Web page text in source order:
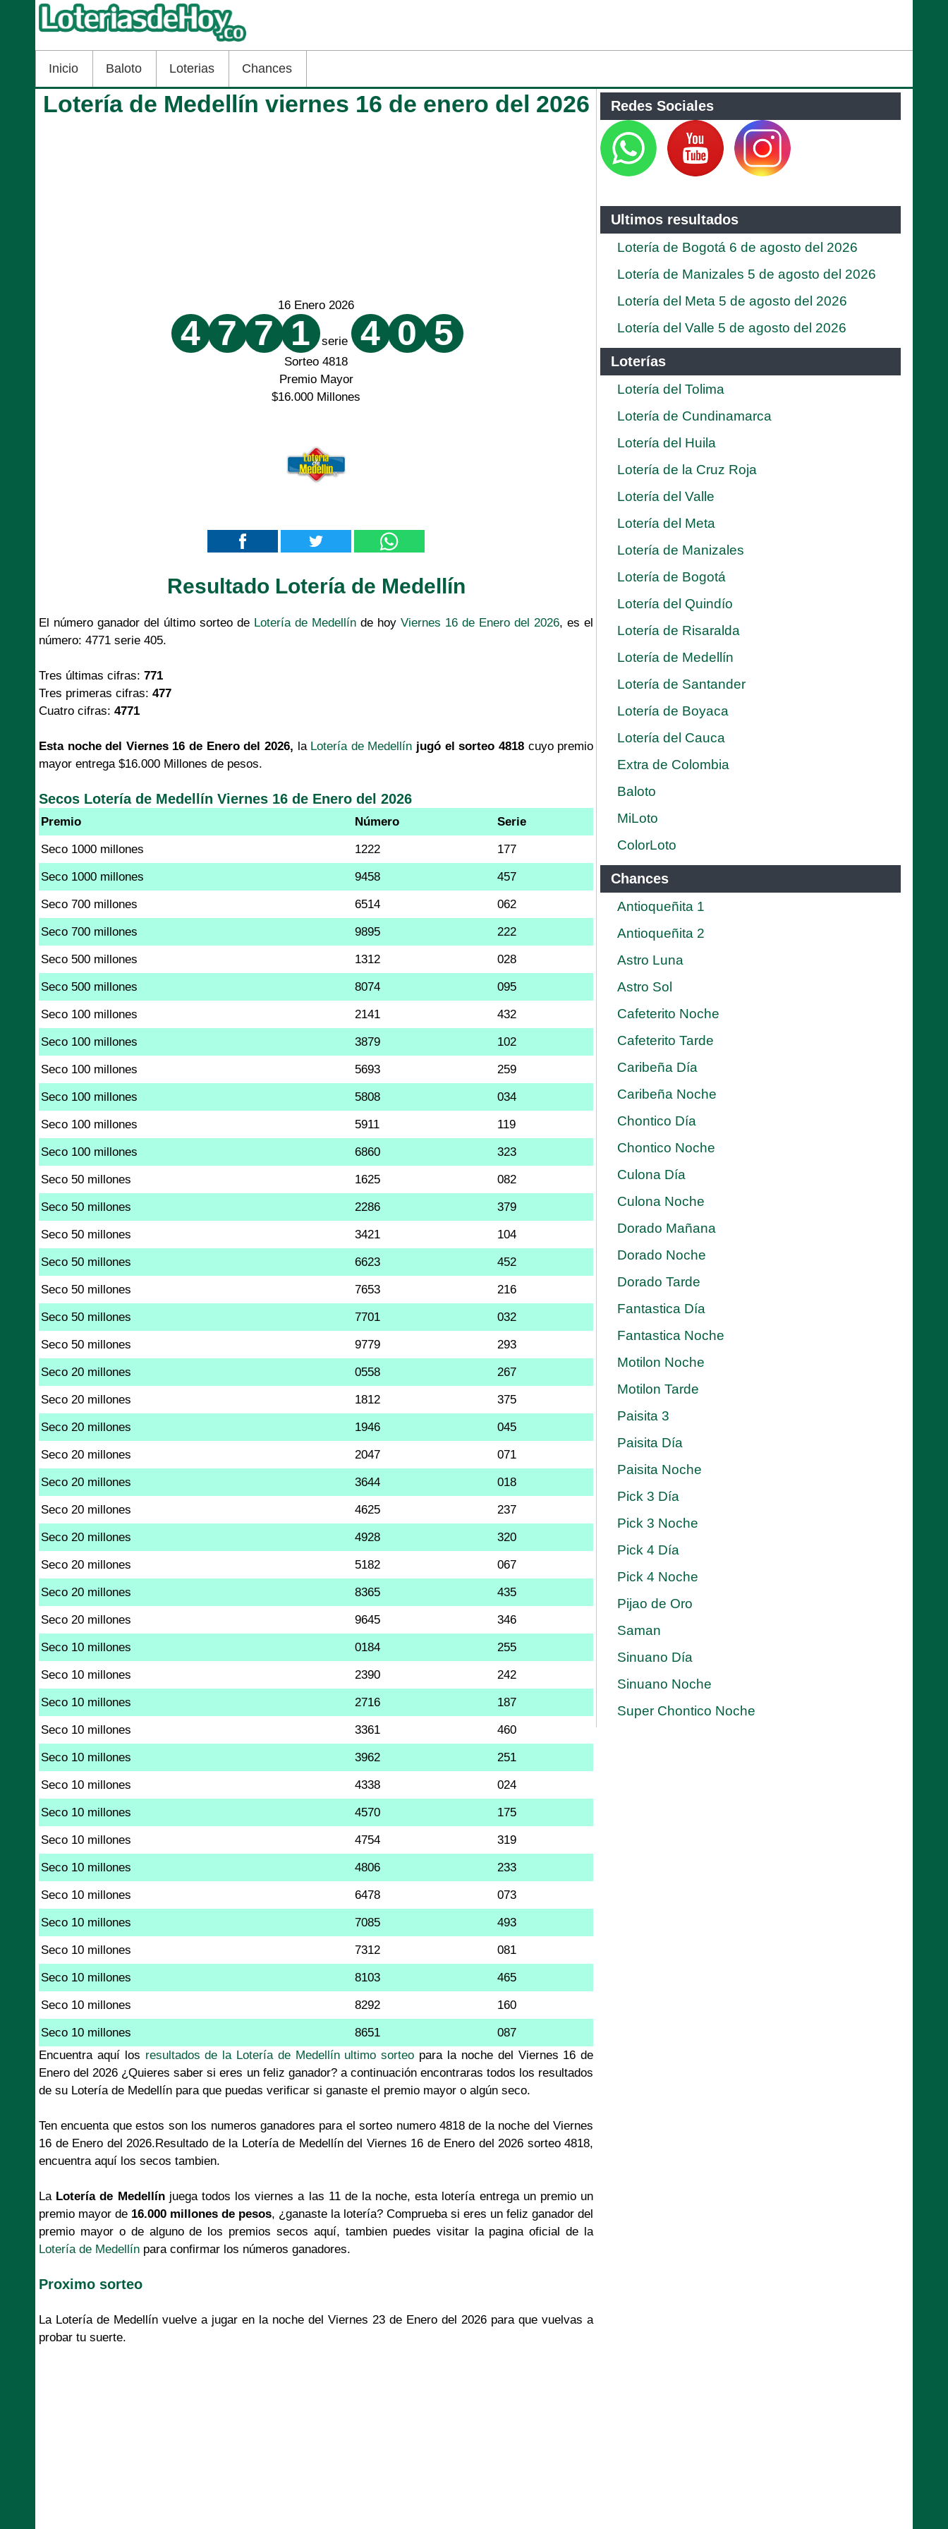
Inicio Baloto Loterias Chances
Lotería de Medellín viernes 16 de enero del 2026
16 Enero 2026
4 7 7 1 serie 4 0 5
Sorteo 4818
Premio Mayor
$16.000 Millones
Resultado Lotería de Medellín
El número ganador del último sorteo de Lotería de Medellín de hoyViernes 16 de Enero del 2026, es el
número: 4771 serie 405.
Tres últimas cifras: 771
Tres primeras cifras: 477
Cuatro cifras: 4771
Esta noche del Viernes 16 de Enero del 2026, la Lotería de Medellín jugó el sorteo 4818cuyo premio
mayor entrega $16.000 Millones de pesos.
Secos Lotería de Medellín Viernes 16 de Enero del 2026
Premio Número Serie
Seco 1000 millones 1222 177
Seco 1000 millones 9458 457
Seco 700 millones 6514 062
Seco 700 millones 9895 222
Seco 500 millones 1312 028
Seco 500 millones 8074 095
Seco 100 millones 2141 432
Seco 100 millones 3879 102
Seco 100 millones 5693 259
Seco 100 millones 5808 034
Seco 100 millones 5911 119
Seco 100 millones 6860 323
Seco 50 millones 1625 082
Seco 50 millones 2286 379
Seco 50 millones 3421 104
Seco 50 millones 6623 452
Seco 50 millones 7653 216
Seco 50 millones 7701 032
Seco 50 millones 9779 293
Seco 20 millones 0558 267
Seco 20 millones 1812 375
Seco 20 millones 1946 045
Seco 20 millones 2047 071
Seco 20 millones 3644 018
Seco 20 millones 4625 237
Seco 20 millones 4928 320
Seco 20 millones 5182 067
Seco 20 millones 8365 435
Seco 20 millones 9645 346
Seco 10 millones 0184 255
Seco 10 millones 2390 242
Seco 10 millones 2716 187
Seco 10 millones 3361 460
Seco 10 millones 3962 251
Seco 10 millones 4338 024
Seco 10 millones 4570 175
Seco 10 millones 4754 319
Seco 10 millones 4806 233
Seco 10 millones 6478 073
Seco 10 millones 7085 493
Seco 10 millones 7312 081
Seco 10 millones 8103 465
Seco 10 millones 8292 160
Seco 10 millones 8651
087
Encuentra aquí los resultados de la Lotería de Medellín ultimo sorteo para la noche del Viernes 16 de
Enero del 2026 ¿Quieres saber si eres un feliz ganador? a continuación encontraras todos los resultados
de su Lotería de Medellín para que puedas verificar si ganaste el premio mayor o algún seco.
Ten encuenta que estos son los numeros ganadores para el sorteo numero 4818 de la noche del Viernes
16 de Enero del 2026.Resultado de la Lotería de Medellín del Viernes 16 de Enero del 2026 sorteo 4818,
encuentra aquí los secos tambien.
La Lotería de Medellín juega todos los viernes a las 11 de la noche, esta lotería entrega un premio un
premio mayor de 16.000 millones de pesos, ¿ganaste la lotería? Comprueba si eres un feliz ganador del
premio mayor o de alguno de los premios secos aquí, tambien puedes visitar la pagina oficial de la
Lotería de Medellín para confirmar los números ganadores.
Proximo sorteo
La Lotería de Medellín vuelve a jugar en la noche del Viernes 23 de Enero del 2026 para que vuelvas a
probar tu suerte.
Redes Sociales
Ultimos resultados
Lotería de Bogotá 6 de agosto del 2026
Lotería de Manizales 5 de agosto del 2026
Lotería del Meta 5 de agosto del 2026
Lotería del Valle 5 de agosto del 2026
Loterías
Lotería del Tolima
Lotería de Cundinamarca
Lotería del Huila
Lotería de la Cruz Roja
Lotería del Valle
Lotería del Meta
Lotería de Manizales
Lotería de Bogotá
Lotería del Quindío
Lotería de Risaralda
Lotería de Medellín
Lotería de Santander
Lotería de Boyaca
Lotería del Cauca
Extra de Colombia
Baloto
MiLoto
ColorLoto
Chances
Antioqueñita 1
Antioqueñita 2
Astro Luna
Astro Sol
Cafeterito Noche
Cafeterito Tarde
Caribeña Día
Caribeña Noche
Chontico Día
Chontico Noche
Culona Día
Culona Noche
Dorado Mañana
Dorado Noche
Dorado Tarde
Fantastica Día
Fantastica Noche
Motilon Noche
Motilon Tarde
Paisita 3
Paisita Día
Paisita Noche
Pick 3 Día
Pick 3 Noche
Pick 4 Día
Pick 4 Noche
Pijao de Oro
Saman
Sinuano Día
Sinuano Noche
Super Chontico Noche